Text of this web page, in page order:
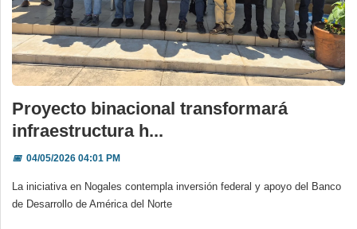
Proyecto binacional transformará
infraestructura h...
📅04/05/2026 04:01 PM
La iniciativa en Nogales contempla inversión federal y apoyo del Banco
de Desarrollo de América del Norte